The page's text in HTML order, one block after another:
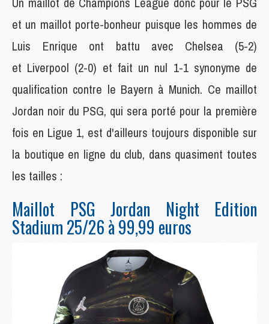
et un maillot porte-bonheur puisque les hommes de
Luis Enrique ont battu avec Chelsea (5-2)
et Liverpool (2-0) et fait un nul 1-1 synonyme de
qualification contre le Bayern à Munich. Ce maillot
Jordan noir du PSG, qui sera porté pour la première
fois en Ligue 1, est d'ailleurs toujours disponible sur
la boutique en ligne du club, dans quasiment toutes
les tailles :
Maillot PSG Jordan Night Edition
Stadium 25/26 à 99,99 euros